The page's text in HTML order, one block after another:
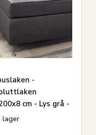
LEGG I KURV
-
cm - Lys grå -
bambus - Laken til
lager